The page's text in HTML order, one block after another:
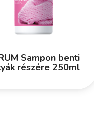
Sampon benti
részére 250ml